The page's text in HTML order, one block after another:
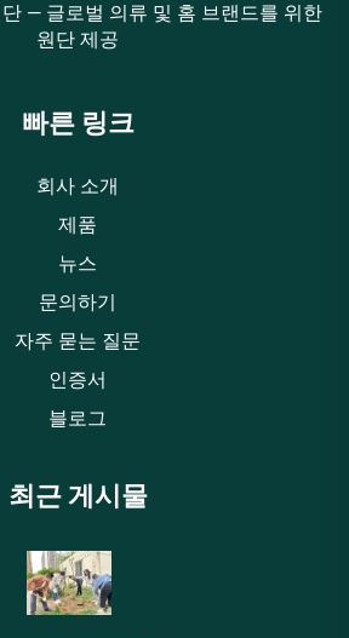
— 글로벌 의류 및 홈 브랜드를 위한
원단 제공
빠른 링크
회사 소개
제품
뉴스
문의하기
자주 묻는 질문
인증서
블로그
최근 게시물